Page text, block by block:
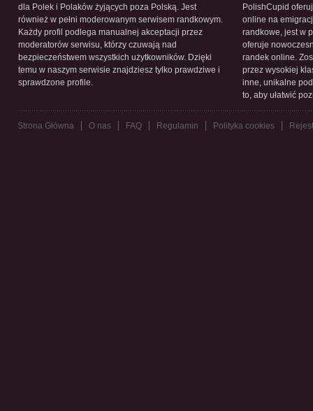
dla Polek i Polaków żyjących poza Polską. Jest
również w pełni moderowanym serwisem randkowym.
Każdy profil podlega manualnej akceptacji przez
moderatorów serwisu, którzy czuwają nad
bezpieczeństwem wszystkich użytkowników. Dzięki
temu w naszym serwisie znajdziesz tylko prawdziwe i
sprawdzone profile.
PolishCupid
online na
randkowe, jest w
oferuje
randek online.
przez wysokiej
inne, unikalne
to, aby ułatwić
Strona Główna O nas FAQ Regulamin Polityka cookies